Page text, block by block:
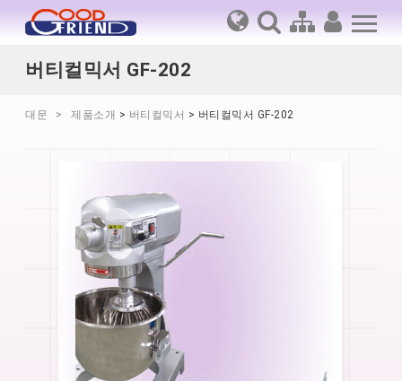
버티컬믹서 GF-202
대문 제품소개 > 버티컬믹서 > 버티컬믹서 GF-202